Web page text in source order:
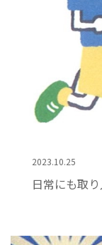
2023.10.25
日常にも取